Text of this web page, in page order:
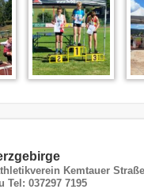
Kemtauer
Tel: 037297 7195